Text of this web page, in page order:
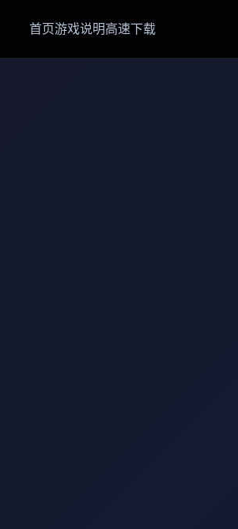
首页游戏说明高速下载